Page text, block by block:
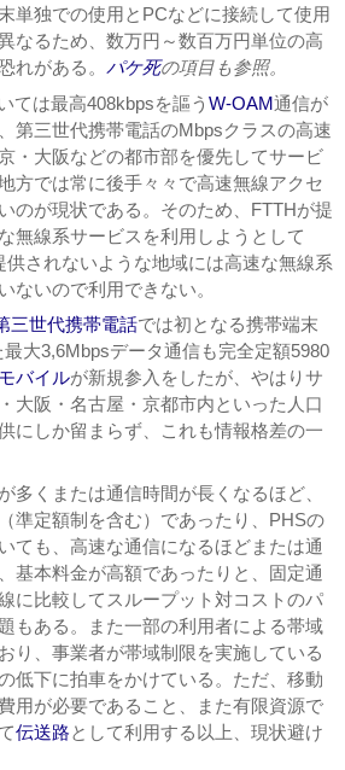
単独での使用とPCなどに接続して使用
なるため、数万円～数百万円単位の高
れがある。 パケ死の項目も参照。
ては最高408kbpsを謳う W-OAM通信が
第三世代携帯電話のMbpsクラスの高速
・大阪などの都市部を優先してサービ
方では常に後手々々で高速無線アクセ
のが現状である。そのため、FTTHが提
無線系サービスを利用しようとして
供されないような地域には高速な無線系
ないので利用できない。
三世代携帯電話では初となる携帯端末
大3,6Mbpsデータ通信も完全定額5980
バイルが新規参入をしたが、やはりサ
大阪・名古屋・京都市内といった人口
にしか留まらず、これも情報格差の一
多くまたは通信時間が長くなるほど、
準定額制を含む）であったり、PHSの
ても、高速な通信になるほどまたは通
基本料金が高額であったりと、固定通
に比較してスループット対コストのパ
もある。また一部の利用者による帯域
り、事業者が帯域制限を実施している
低下に拍車をかけている。ただ、移動
用が必要であること、また有限資源で
伝送路として利用する以上、現状避け